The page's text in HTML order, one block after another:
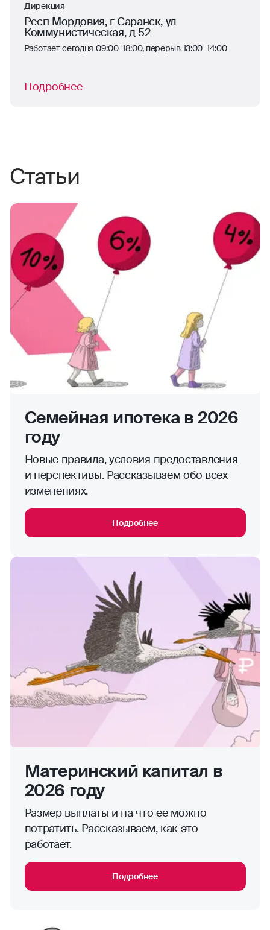
Дирекция
Респ Мордовия, г Саранск, ул
Коммунистическая, д 52
Работает сегодня 09:00–18:00, перерыв 13:00–14:00
Подробнее
Статьи
Семейная ипотека в 2026
году
Новые правила, условия предоставления
и перспективы. Рассказываем обо всех
изменениях.
Подробнее
Материнский капитал в
2026 году
Размер выплаты и на что ее можно
потратить. Рассказываем, как это
работает.
Подробнее